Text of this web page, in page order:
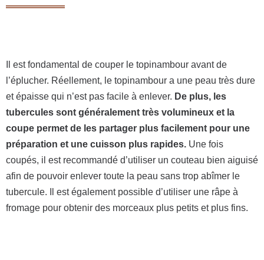
Il est fondamental de couper le topinambour avant de
l’éplucher. Réellement, le topinambour a une peau très dure
et épaisse qui n’est pas facile à enlever. De plus, les
tubercules sont généralement très volumineux et la
coupe permet de les partager plus facilement pour une
préparation et une cuisson plus rapides. Une fois
coupés, il est recommandé d’utiliser un couteau bien aiguisé
afin de pouvoir enlever toute la peau sans trop abîmer le
tubercule. Il est également possible d’utiliser une râpe à
fromage pour obtenir des morceaux plus petits et plus fins.